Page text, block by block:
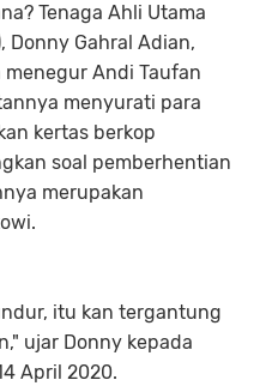
Tenaga Ahli Utama
Donny Gahral Adian,
Andi Taufan
menyurati para
kertas berkop
soal pemberhentian
merupakan
itu kan tergantung
ujar Donny kepada
April 2020.